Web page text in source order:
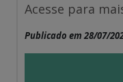
Acesse para
Publicado em 28/07/